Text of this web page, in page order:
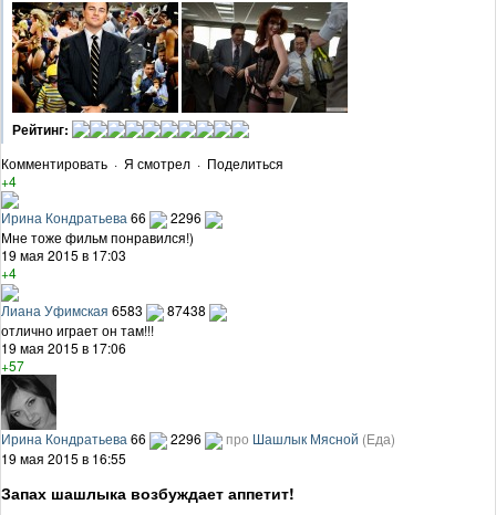
Рейтинг:
Комментировать · Я смотрел · Поделиться
+4
Ирина Кондратьева66
2296
Мне тоже фильм понравился!)
19 мая 2015 в 17:03
+4
Лиана Уфимская 6583
87438
отлично играет он там!!!
19 мая 2015 в 17:06
+57
Ирина Кондратьева 66 2296 про Шашлык Мясной (Еда)
19 мая 2015 в 16:55
Запах шашлыка возбуждает аппетит!